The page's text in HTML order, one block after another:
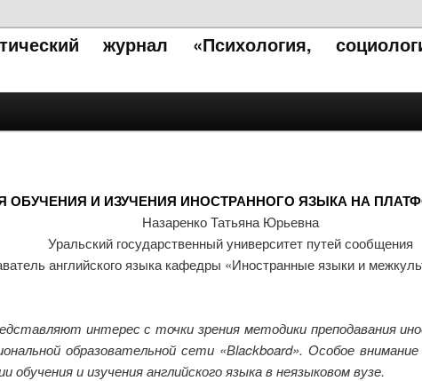
журнал «Психология,
И ИЗУЧЕНИЯ ИНОСТРАННОГО ЯЗЫКА НА
Назаренко Татьяна Юрьевна
Уральский государственный университет путей сообщения
английского языка кафедры «Иностранные языки и
интерес с точки зрения методики преподавания
образовательной сети «Вlackboard». Особое
обучения и изучения английского языка в неязыковом вузе.